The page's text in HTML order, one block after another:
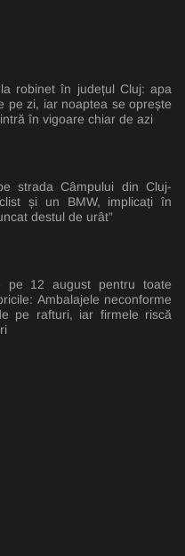
robinet în județul Cluj: apa
pe zi, iar noaptea se oprește
în vigoare chiar de azi
strada Câmpului din Cluj-
și un BMW, implicați în
destul de urât”
pe 12 august pentru toate
Ambalajele neconforme
pe rafturi, iar firmele riscă